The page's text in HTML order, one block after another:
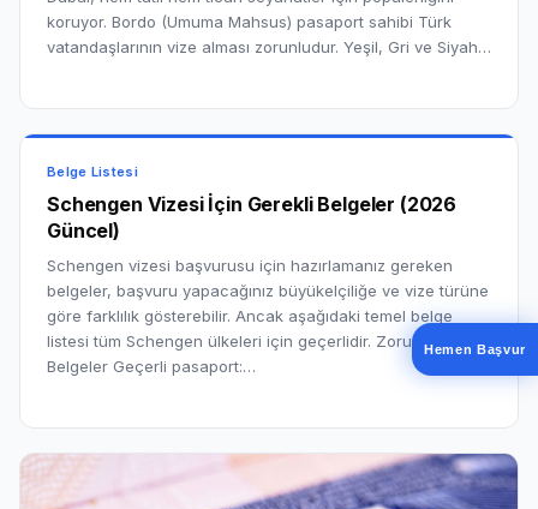
koruyor. Bordo (Umuma Mahsus) pasaport sahibi Türk
vatandaşlarının vize alması zorunludur. Yeşil, Gri ve Siyah…
Belge Listesi
Schengen Vizesi İçin Gerekli Belgeler (2026
Güncel)
Schengen vizesi başvurusu için hazırlamanız gereken
belgeler, başvuru yapacağınız büyükelçiliğe ve vize türüne
göre farklılık gösterebilir. Ancak aşağıdaki temel belge
listesi tüm Schengen ülkeleri için geçerlidir. Zorunlu
Belgeler Geçerli pasaport:…
Hemen Başvur